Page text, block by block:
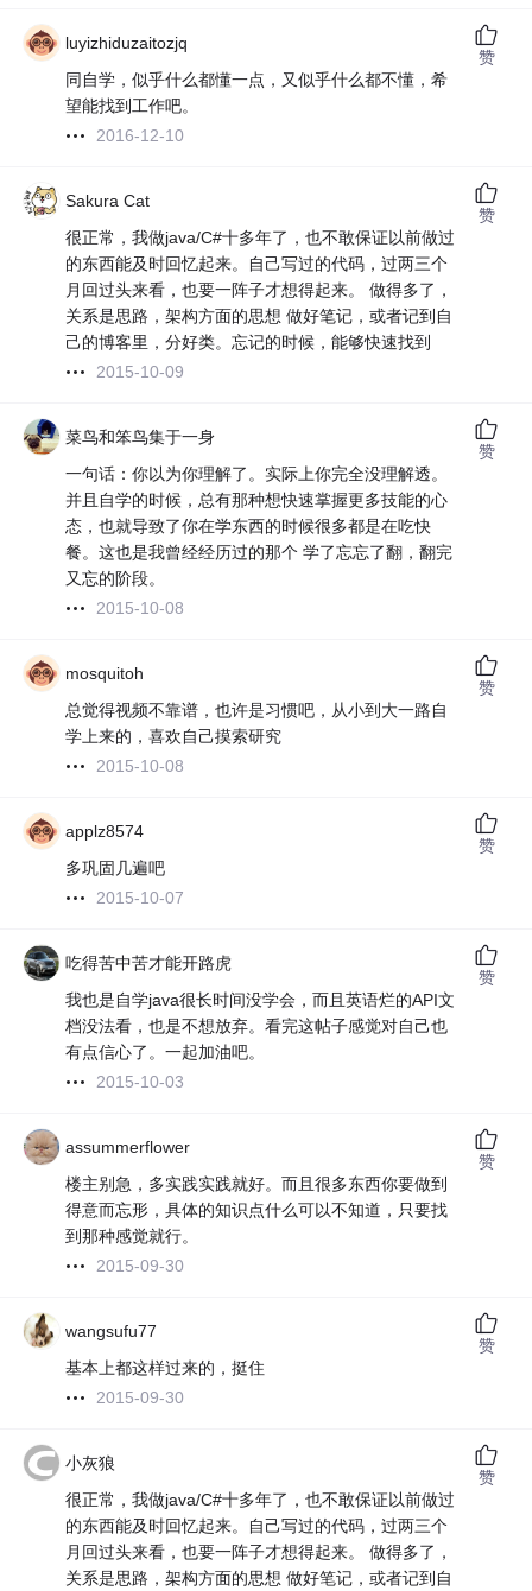
luyizhiduzaitozjq
同自学，似乎什么都懂一点，又似乎什么都不懂，希
望能找到工作吧。
2016-12-10
赞
Sakura Cat
很正常，我做java/C#十多年了，也不敢保证以前做过
的东西能及时回忆起来。自己写过的代码，过两三个
月回过头来看，也要一阵子才想得起来。 做得多了，
关系是思路，架构方面的思想 做好笔记，或者记到自
己的博客里，分好类。忘记的时候，能够快速找到
2015-10-09
赞
菜鸟和笨鸟集于一身
一句话：你以为你理解了。实际上你完全没理解透。
并且自学的时候，总有那种想快速掌握更多技能的心
态，也就导致了你在学东西的时候很多都是在吃快
餐。这也是我曾经经历过的那个 学了忘忘了翻，翻完
又忘的阶段。
2015-10-08
赞
mosquitoh
总觉得视频不靠谱，也许是习惯吧，从小到大一路自
学上来的，喜欢自己摸索研究
2015-10-08
赞
applz8574
多巩固几遍吧
2015-10-07
赞
吃得苦中苦才能开路虎
我也是自学java很长时间没学会，而且英语烂的API文
档没法看，也是不想放弃。看完这帖子感觉对自己也
有点信心了。一起加油吧。
2015-10-03
赞
assummerflower
楼主别急，多实践实践就好。而且很多东西你要做到
得意而忘形，具体的知识点什么可以不知道，只要找
到那种感觉就行。
2015-09-30
赞
wangsufu77
基本上都这样过来的，挺住
2015-09-30
赞
小灰狼
很正常，我做java/C#十多年了，也不敢保证以前做过
的东西能及时回忆起来。自己写过的代码，过两三个
月回过头来看，也要一阵子才想得起来。 做得多了，
关系是思路，架构方面的思想 做好笔记，或者记到自
赞